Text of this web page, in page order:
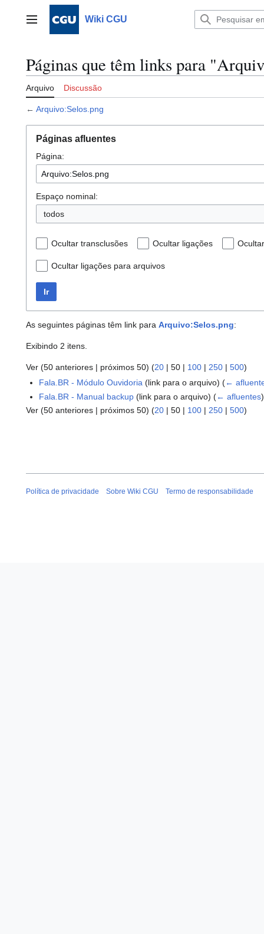
Menu principalWiki CGU
Páginas que têm links para
Arquivo Discussão
← Arquivo:Selos.png
Páginas afluentes
Página:
Espaço nominal:
todos
Ocultar transclusões Ocultar ligações
Ocultar ligações para arquivos
Ir
As seguintes páginas têm link para Arquivo:Selos.png:
Exibindo 2 itens.
Ver (50 anteriores | próximos 50) (20 | 50 | 100 | 250 | 500)
Fala.BR - Módulo Ouvidoria (link para o arquivo)(←
Fala.BR - Manual backup (link para o arquivo)(← afluentes)
Ver (50 anteriores | próximos 50) (20 | 50 | 100 | 250 | 500)
Política de privacidade Sobre Wiki CGU Termo de responsabilidade